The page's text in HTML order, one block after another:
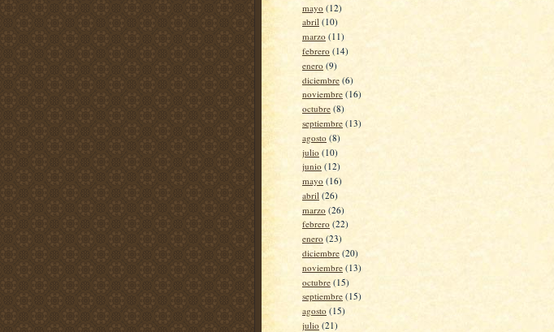
mayo (12)
abril (10)
marzo (11)
febrero (14)
enero (9)
diciembre (6)
noviembre (16)
octubre (8)
septiembre (13)
agosto (8)
julio (10)
junio (12)
mayo (16)
abril (26)
marzo (26)
febrero (22)
enero (23)
diciembre (20)
noviembre (13)
octubre (15)
septiembre (15)
agosto (15)
julio (21)